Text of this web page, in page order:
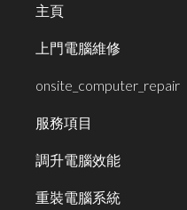
主頁
上門電腦維修
onsite_computer_repair
服務項目
調升電腦效能
重裝電腦系統